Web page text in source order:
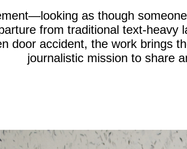
as though
from traditional text-
door accident, the work brings
journalistic mission to share